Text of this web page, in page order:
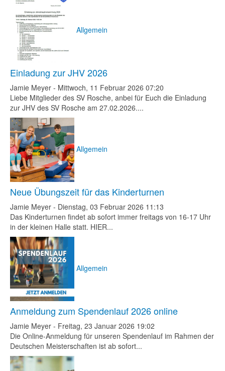
Allgemein
Einladung zur JHV 2026
Jamie Meyer - Mittwoch, 11 Februar 2026 07:20
Liebe Mitglieder des SV Rosche, anbei für Euch die Einladung
zur JHV des SV Rosche am 27.02.2026....
Allgemein
Neue Übungszeit für das Kinderturnen
Jamie Meyer - Dienstag, 03 Februar 2026 11:13
Das Kinderturnen findet ab sofort immer freitags von 16-17 Uhr
in der kleinen Halle statt. HIER...
Allgemein
Anmeldung zum Spendenlauf 2026 online
Jamie Meyer - Freitag, 23 Januar 2026 19:02
Die Online-Anmeldung für unseren Spendenlauf im Rahmen der
Deutschen Meisterschaften ist ab sofort...